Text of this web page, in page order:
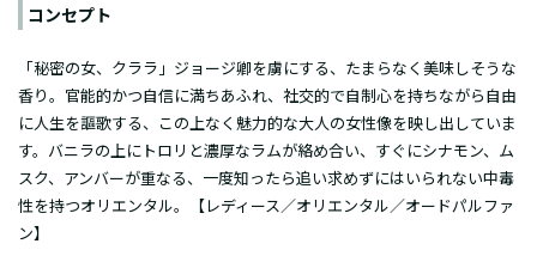
コンセプト
「秘密の女、クララ」ジョージ卿を虜にする、たまらなく美味しそうな
香り。官能的かつ自信に満ちあふれ、社交的で自制心を持ちながら自由
に人生を謳歌する、この上なく魅力的な大人の女性像を映し出していま
す。バニラの上にトロリと濃厚なラムが絡め合い、すぐにシナモン、ム
スク、アンバーが重なる、一度知ったら追い求めずにはいられない中毒
性を持つオリエンタル。【レディース／オリエンタル／オードパルファ
ン】